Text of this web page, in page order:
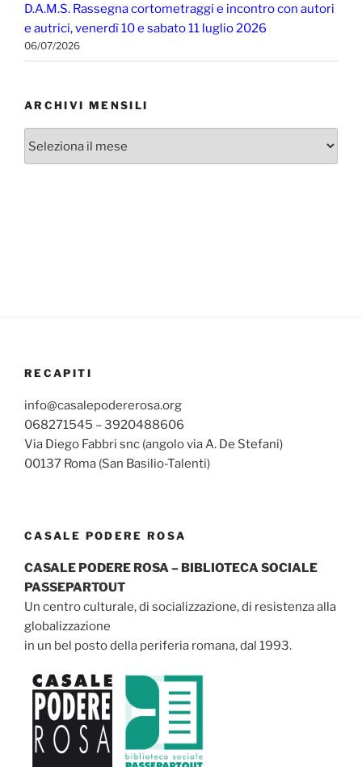
D.A.M.S. Rassegna cortometraggi e incontro con autori
e autrici, venerdì 10 e sabato 11 luglio 2026
06/07/2026
ARCHIVI MENSILI
RECAPITI
info@casalepodererosa.org
068271545 – 3920488606
Via Diego Fabbri snc (angolo via A. De Stefani)
00137 Roma (San Basilio-Talenti)
CASALE PODERE ROSA
CASALE PODERE ROSA – BIBLIOTECA SOCIALE
PASSEPARTOUT
Un centro culturale, di socializzazione, di resistenza alla
globalizzazione
in un bel posto della periferia romana, dal 1993.